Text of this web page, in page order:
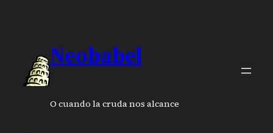
Neobabel
O cuando la cruda nos alcance